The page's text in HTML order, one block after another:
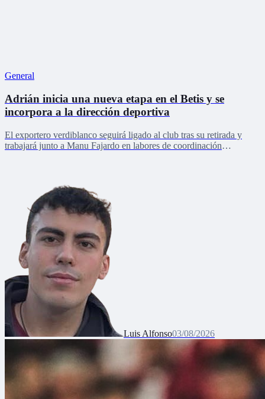
General
Adrián inicia una nueva etapa en el Betis y se
incorpora a la dirección deportiva
El exportero verdiblanco seguirá ligado al club tras su retirada y
trabajará junto a Manu Fajardo en labores de coordinación
Luis Alfonso03/08/2026